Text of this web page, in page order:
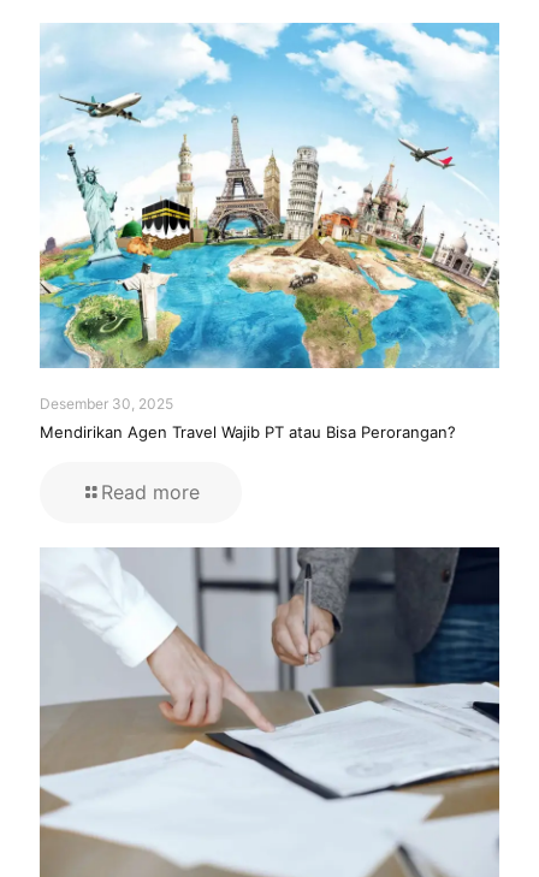
Desember 30, 2025
Mendirikan Agen Travel Wajib PT atau Bisa Perorangan?
Read more